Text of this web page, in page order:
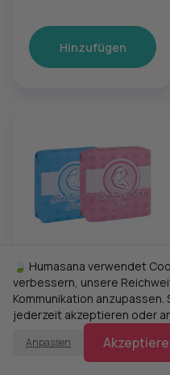
Hinzufügen
6,00 €
Don Dandrea Deutschland
Bio-Seife
Empfindliche Haut
Gesicht & Körper
🍃 Humasana verwendet
verbessern, unsere
Kommunikation anzupassen.
jederzeit akzeptieren oder
Anpassen